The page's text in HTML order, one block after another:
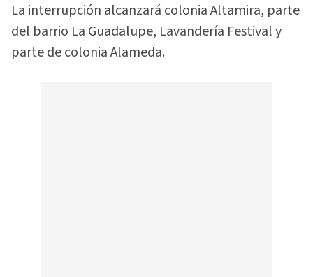
La interrupción alcanzará colonia Altamira, parte
del barrio La Guadalupe, Lavandería Festival y
parte de colonia Alameda.